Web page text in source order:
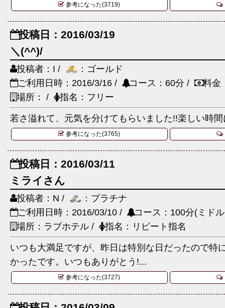
参考になった(3719)
投稿日：2016/03/19
＼(^^)/
投稿者：I /
：ゴールド
ご利用日時：2016/3/16 /
コース：60分 /
料金
場所： /
指名：フリー
若さ溢れて、元気を分けてもらいました!!楽しい時
参考になった(3765)
投稿日：2016/03/11
ミライさん
投稿者：N /
：プラチナ
ご利用日時：2016/03/10 /
コース：100分(ミド
場所：ラブホテル /
指名：リピート指名
いつも大満足ですが、昨日は特別な日だったので特
かったです。いつもありがとう!...
参考になった(3727)